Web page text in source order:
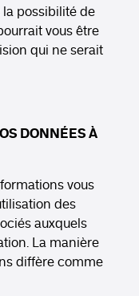
la possibilité de
vous être
qui ne serait
DONNÉES À
vous
des
auxquels
La manière
diffère comme